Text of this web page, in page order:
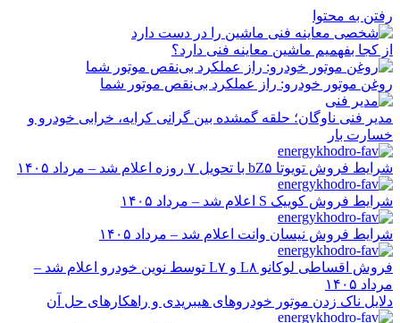
رفتن به محتوا
از کجا بفهمیم ماشین معاینه فنی دارد؟
روغن موتور خودرو: راز عملکرد بی‌نقص موتور شما
مدیر فنی ناوگان؛ حلقه گمشده بین گرانی کرایه، خرابی خودرو و
خسارت بار
شرایط فروش تویوتا bZ۵ با تحویل ۷ روزه اعلام شد – مرداد ۱۴۰۵
شرایط فروش کوییک S اعلام شد – مرداد ۱۴۰۵
شرایط فروش نیسان وانت اعلام شد – مرداد ۱۴۰۵
فروش اقساطی لوکانو L۸ و L۷ توسط نوین خودرو اعلام شد –
مرداد ۱۴۰۵
دلایل ناک زدن موتور خودروهای هیبریدی و راهکارهای حل آن